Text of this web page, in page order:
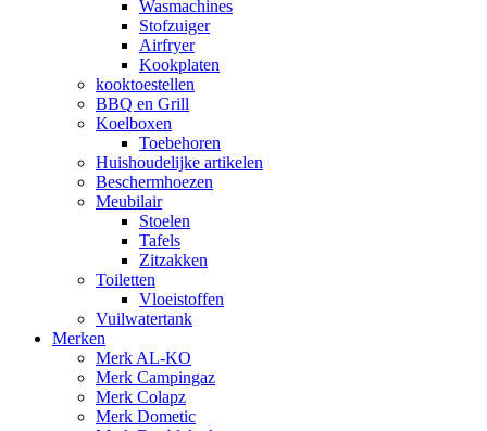
Wasmachines
Stofzuiger
Airfryer
Kookplaten
kooktoestellen
BBQ en Grill
Koelboxen
Toebehoren
Huishoudelijke artikelen
Beschermhoezen
Meubilair
Stoelen
Tafels
Zitzakken
Toiletten
Vloeistoffen
Vuilwatertank
Merken
Merk AL-KO
Merk Campingaz
Merk Colapz
Merk Dometic